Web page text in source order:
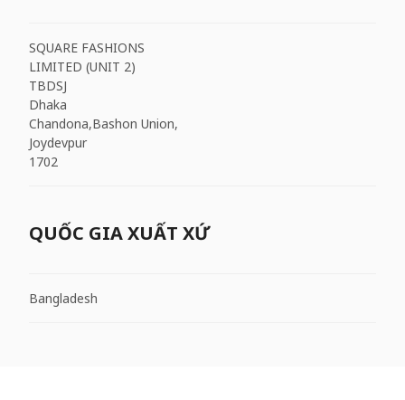
SQUARE FASHIONS
LIMITED (UNIT 2)
TBDSJ
Dhaka
Chandona,Bashon Union,
Joydevpur
1702
QUỐC GIA XUẤT XỨ
Bangladesh